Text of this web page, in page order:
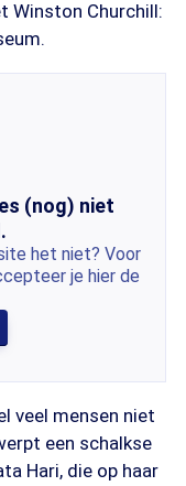
Winston Churchill:
(nog) niet
het niet? Voor
je hier de
veel mensen niet
een schalkse
Hari, die op haar